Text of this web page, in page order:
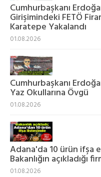
Cumhurbaşkanı
Girişimindeki FETÖ
Karatepe Yakalandı
01.08.2026
Cumhurbaşkanı
Yaz Okullarına Övgü
01.08.2026
Adana'da 10 ürün ifşa
Bakanlığın açıkladığı
01.08.2026